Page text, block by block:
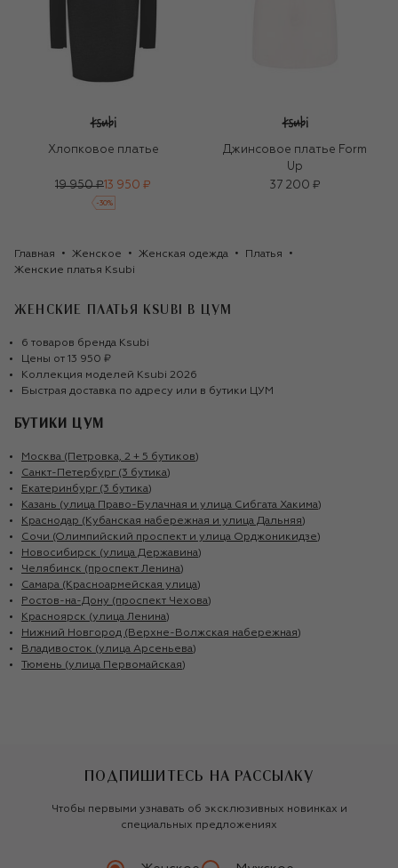
Хлопковое платье
19 950 ₽ 13 950 ₽
-30%
Джинсовое платье Form
Up
37 200 ₽
Главная Женское Женская одежда
Платья
Женские платья Ksubi
ЖЕНСКИЕ ПЛАТЬЯ KSUBI В ЦУМ
6 товаров бренда Ksubi
Цены от 13 950 ₽
Коллекция моделей Ksubi 2026
Быстрая доставка по адресу или в бутики ЦУМ
БУТИКИ ЦУМ
Москва (Петровка, 2 + 5 бутиков)
Санкт-Петербург (3 бутика)
Екатеринбург (3 бутика)
Казань (улица Право-Булачная и улица Сибгата Хакима)
Краснодар (Кубанская набережная и улица Дальняя)
Сочи (Олимпийский проспект и улица Орджоникидзе)
Новосибирск (улица Державина)
Челябинск (проспект Ленина)
Самара (Красноармейская улица)
Ростов-на-Дону (проспект Чехова)
Красноярск (улица Ленина)
Нижний Новгород (Верхне-Волжская набережная)
Владивосток (улица Арсеньева)
Тюмень (улица Первомайская)
ПОДПИШИТЕСЬ НА РАССЫЛКУ
Чтобы первыми узнавать об эксклюзивных новинках и
специальных предложениях